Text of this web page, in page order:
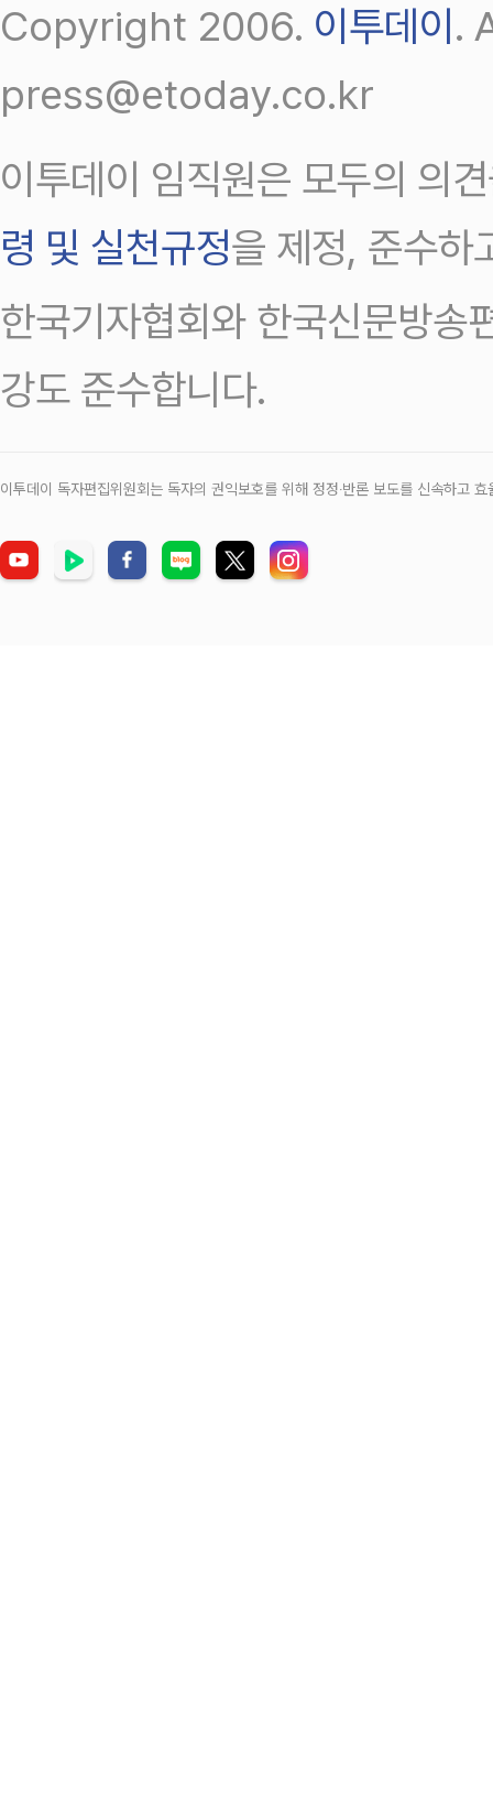
Copyright 2006. 이투데이.
press@etoday.co.kr
이투데이 임직원은 모두의 의
령 및 실천규정을 제정, 준수하
한국기자협회와 한국신문방송
강도 준수합니다.
이투데이 독자편집위원회는 독자의 권익보호를 위해 정정‧반론 보도를 신속하고